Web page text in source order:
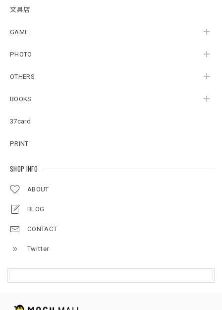
文具店
GAME
PHOTO
OTHERS
BOOKS
37card
PRINT
SHOP INFO
ABOUT
BLOG
CONTACT
Twitter